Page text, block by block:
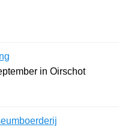
in Oirschot